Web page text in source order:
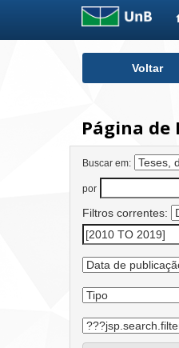
Voltar
Página de
Buscar em:
por
Filtros correntes: